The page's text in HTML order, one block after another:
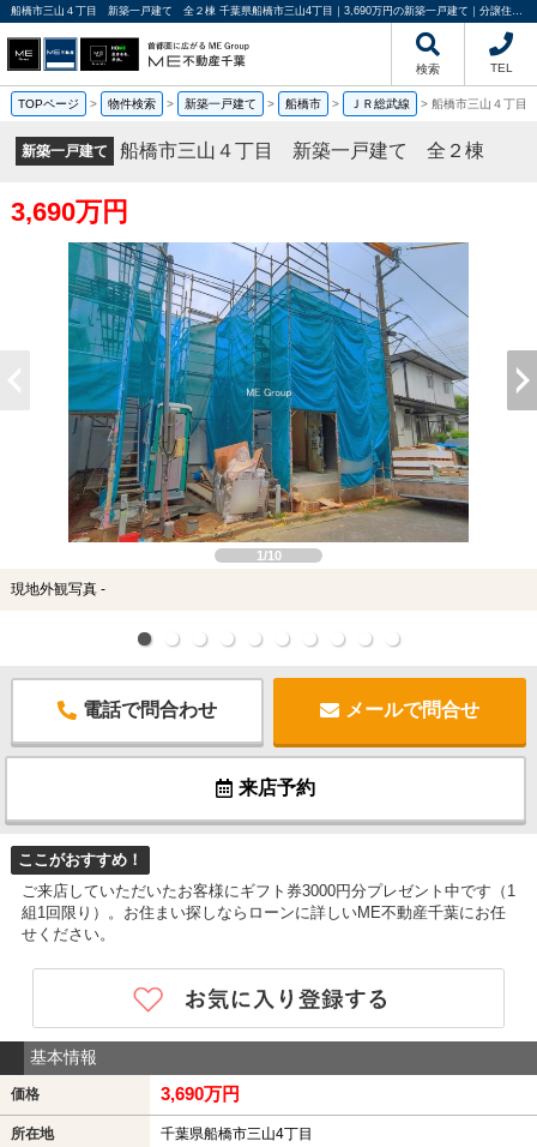
船橋市三山４丁目 新築一戸建て 全２棟 千葉県船橋市三山4丁目｜3,690万円の新築一戸建て｜分譲住宅や新築物件｜ME不動産千葉
検索 TEL
TOPページ > 物件検索 > 新築一戸建て > 船橋市 > ＪＲ総武線 > 船橋市三山４丁
新築一戸建て 船橋市三山４丁目 新築一戸建て 全２棟
3,690万円
1/10
現地外観写真 -
電話で問合わせ メールで問合せ
来店予約
ここがおすすめ！
ご来店していただいたお客様にギフト券3000円分プレゼント中です（1
組1回限り）。お住まい探しならローンに詳しいME不動産千葉にお任
せください。
基本情報
価格 3,690万円
所在地 千葉県船橋市三山4丁目